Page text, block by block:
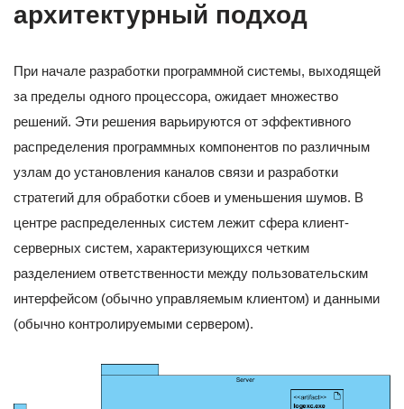
архитектурный подход
При начале разработки программной системы, выходящей
за пределы одного процессора, ожидает множество
решений. Эти решения варьируются от эффективного
распределения программных компонентов по различным
узлам до установления каналов связи и разработки
стратегий для обработки сбоев и уменьшения шумов. В
центре распределенных систем лежит сфера клиент-
серверных систем, характеризующихся четким
разделением ответственности между пользовательским
интерфейсом (обычно управляемым клиентом) и данными
(обычно контролируемыми сервером).